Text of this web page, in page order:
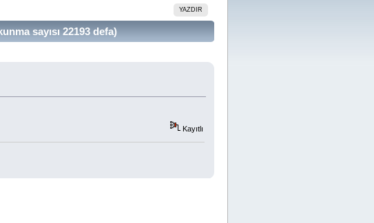
YAZDIR
sayısı 22193 defa)
Kayıtlı